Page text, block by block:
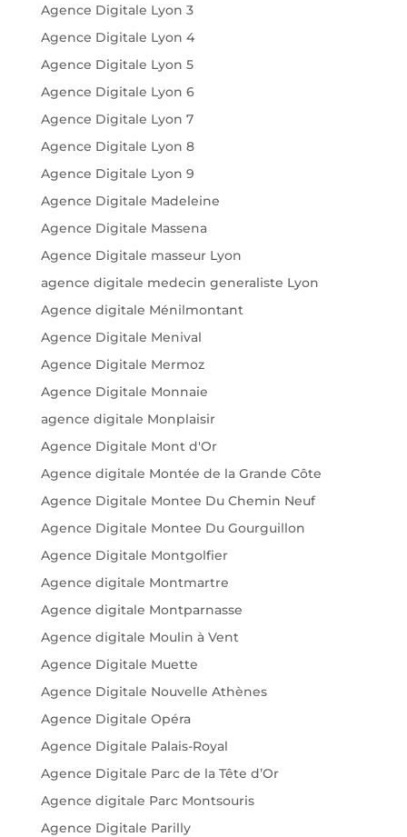
Agence Digitale Lyon 3
Agence Digitale Lyon 4
Agence Digitale Lyon 5
Agence Digitale Lyon 6
Agence Digitale Lyon 7
Agence Digitale Lyon 8
Agence Digitale Lyon 9
Agence Digitale Madeleine
Agence Digitale Massena
Agence Digitale masseur Lyon
agence digitale medecin generaliste Lyon
Agence digitale Ménilmontant
Agence Digitale Menival
Agence Digitale Mermoz
Agence Digitale Monnaie
agence digitale Monplaisir
Agence Digitale Mont d'Or
Agence digitale Montée de la Grande Côte
Agence Digitale Montee Du Chemin Neuf
Agence Digitale Montee Du Gourguillon
Agence Digitale Montgolfier
Agence digitale Montmartre
Agence digitale Montparnasse
Agence digitale Moulin à Vent
Agence Digitale Muette
Agence Digitale Nouvelle Athènes
Agence Digitale Opéra
Agence Digitale Palais-Royal
Agence Digitale Parc de la Tête d’Or
Agence digitale Parc Montsouris
Agence Digitale Parilly